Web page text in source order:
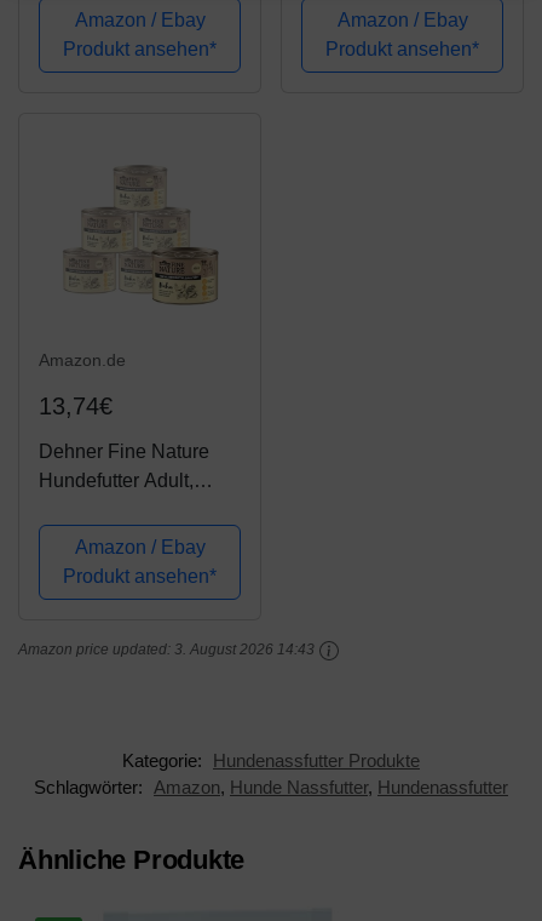
Amazon / Ebay
Produkt ansehen*
g 100% Fleisch pur
auch für sehr
empfindliche Hunde
Amazon / Ebay
Produkt ansehen*
Amazon.de
13,74€
Dehner Fine Nature
Hundefutter Adult,
Huhn, 6 x 200 g (1,2
kg)
Amazon / Ebay
Produkt ansehen*
Amazon price updated: 3. August 2026 14:43
Kategorie:
Hundenassfutter Produkte
Schlagwörter:
Amazon, Hunde Nassfutter, Hundenassfutter
Ähnliche Produkte